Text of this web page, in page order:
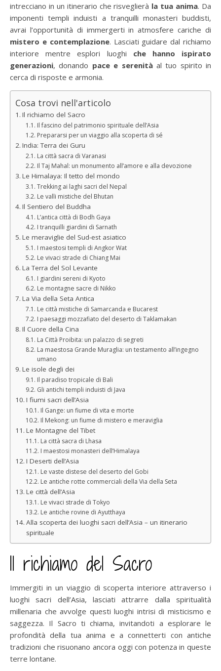
intrecciano in un itinerario che risveglierà la tua anima. Da
imponenti templi induisti a tranquilli monasteri buddisti,
avrai l’opportunità di immergerti in atmosfere cariche di
mistero e contemplazione. Lasciati guidare dal richiamo
interiore mentre esplori luoghi che hanno ispirato
generazioni, donando pace e serenitàal tuo spirito in
cerca di risposte e armonia.
Cosa trovi nell'articolo
Il richiamo del Sacro
Il fascino del patrimonio spirituale dell’Asia
Prepararsi per un viaggio alla scoperta di sé
India: Terra dei Guru
La città sacra di Varanasi
Il Taj Mahal: un monumento all’amore e alla devozione
Le Himalaya: Il tetto del mondo
Trekking ai laghi sacri del Nepal
Le valli mistiche del Bhutan
Il Sentiero del Buddha
L’antica città di Bodh Gaya
I tranquilli giardini di Sarnath
Le meraviglie del Sud-est asiatico
I maestosi templi di Angkor Wat
Le vivaci strade di Chiang Mai
La Terra del Sol Levante
I giardini sereni di Kyoto
Le montagne sacre di Nikko
La Via della Seta Antica
Le città mistiche di Samarcanda e Bucarest
I paesaggi mozzafiato del deserto di Taklamakan
Il Cuore della Cina
La Città Proibita: un palazzo di segreti
La maestosa Grande Muraglia: un testamento all’ingegno
umano
Le isole degli dei
Il paradiso tropicale di Bali
Gli antichi templi induisti di Java
I fiumi sacri dell’Asia
Il Gange: un fiume di vita e morte
Il Mekong: un fiume di mistero e meraviglia
Le Montagne del Tibet
La città sacra di Lhasa
I maestosi monasteri dell’Himalaya
I Deserti dell’Asia
Le vaste distese del deserto del Gobi
Le antiche rotte commerciali della Via della Seta
Le città dell’Asia
Le vivaci strade di Tokyo
Le antiche rovine di Ayutthaya
Alla scoperta dei luoghi sacri dell’Asia – un itinerario
spirituale
Il richiamo del Sacro
Immergiti in un viaggio di scoperta interiore attraverso i
luoghi sacri dell’Asia, lasciati attrarre dalla spiritualità
millenaria che avvolge questi luoghi intrisi di misticismo e
saggezza. Il Sacro ti chiama, invitandoti a esplorare le
profondità della tua anima e a connetterti con antiche
tradizioni che risuonano ancora oggi con potenza in queste
terre lontane.